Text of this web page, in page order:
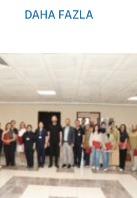
DAHA FAZLA